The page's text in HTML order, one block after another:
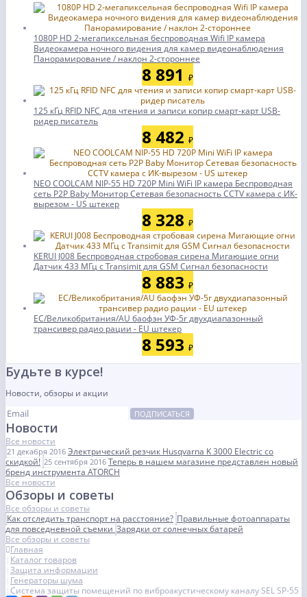
1080P HD 2-мегапиксельная беспроводная Wifi IP камера
Видеокамера ночного видения для камер видеонаблюдения
Панорамирование / наклон 2-стороннее
8 891 ₽
125 кГц RFID NFC для чтения и записи копир смарт-карт USB-
ридер писатель
8 482 ₽
NEO COOLCAM NIP-55 HD 720P Mini WiFi IP камера Беспроводная
сеть P2P Baby Монитор Сетевая безопасность CCTV камера с ИК-
вырезом - US штекер
8 328 ₽
KERUI J008 Беспроводная стробовая сирена Мигающие огни
Датчик 433 МГц с Transimit для GSM Сигнал безопасности
8 883 ₽
ЕС/Великобритания/AU баофэн УФ-5r двухдиапазонный
трансивер радио рации - EU штекер
8 593 ₽
Будьте в курсе!
Новости, обзоры и акции
ПОДПИСАТЬСЯ
Новости
Все новости
21 декабря 2016 Электрический резчик Husqvarna K 3000 Electric со
скидкой! 25 сентября 2016 Теперь в нашем магазине представлен новый
бренд инструмента ATORCH
Все новости
Обзоры и советы
Все обзоры и советы
Как отследить транспорт на расстояние? Правильные фотоаппараты
для повседневной съемкиЗарядки от солнечных батарей
Все обзоры и советы
Главная
Каталог товаров
Защита информации
Генераторы шума
Система защиты помещений по виброакустическому каналу SEL SP-55